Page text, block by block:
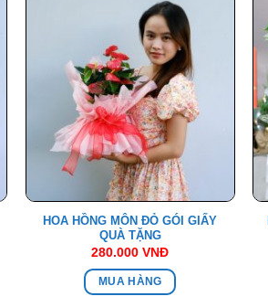
HOA HỒNG MÔN ĐỎ GÓI GIẤY
QUÀ TẶNG
280.000VNĐ
MUA HÀNG